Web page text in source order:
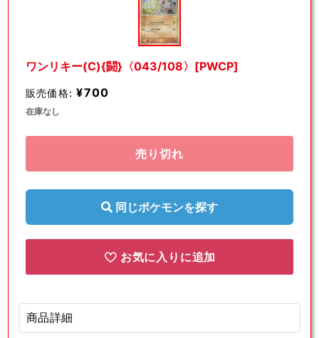
(1)
を
ワンリキー(C){闘}〈043/108〉[PWCP]
販売価格: ¥700
在庫なし
売り切れ
同じポケモンを探す
お気に入りに追加
商品詳細